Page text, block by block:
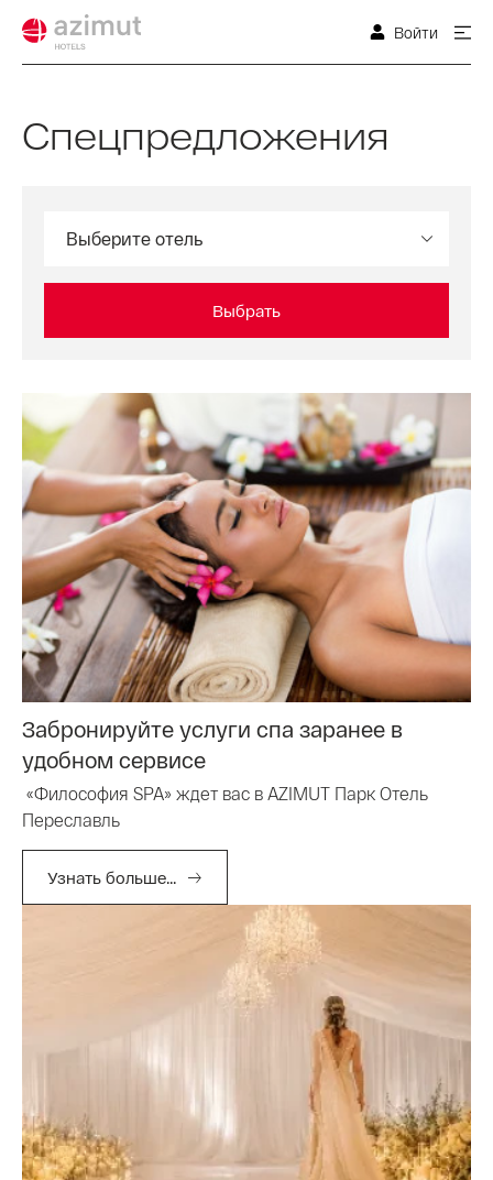
Войти
Спецпредложения
Выберите отель
Выбрать
Забронируйте услуги спа заранее в
удобном сервисе
«Философия SPA» ждет вас в AZIMUT Парк Отель
Переславль
Узнать больше...